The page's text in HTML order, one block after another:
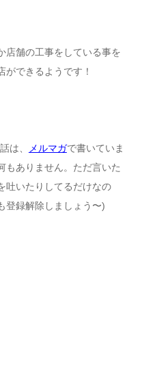
店舗の工事をしている事を
ができるようです！
は、 メルマガで書いていま
もありません。ただ言いた
吐いたりしてるだけなの
登録解除しましょう〜)